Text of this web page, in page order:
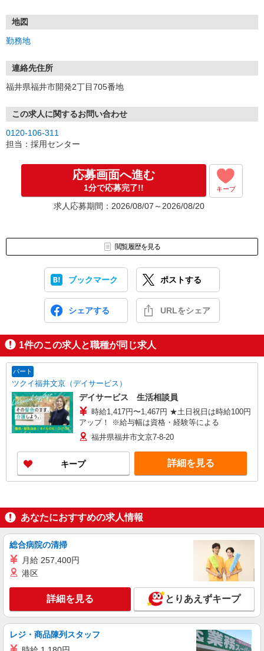
※実技試験はドライバーの職種のみとなります。
地図
勤務地
連絡先住所
福井県福井市開発2丁目705番地
この求人に関するお問い合わせ
0120-106-311
担当：採用センター
応募画面へ進む
1分で応募完了!! キープ
求人応募期間：2026/08/07～2026/08/20
閲覧履歴を見る
ブックマーク ポストする
シェアする URLをシェア
1件のこの求人と職種が同じ求人
パート
ツクイ福井文京（デイサービス）
デイサービス 生活相談員
時給1,417円〜1,467円 ★土日祝日は時給100円
アップ！ ※給与幅は資格・経験等による
福井県福井市文京7-8-20
キープ 詳細を見る
あなたにおすすめの求人情報
総合病院の清掃
月給 257,400円
港区
詳細を見る とりあえずキープ
レジ・商品陳列スタッフ